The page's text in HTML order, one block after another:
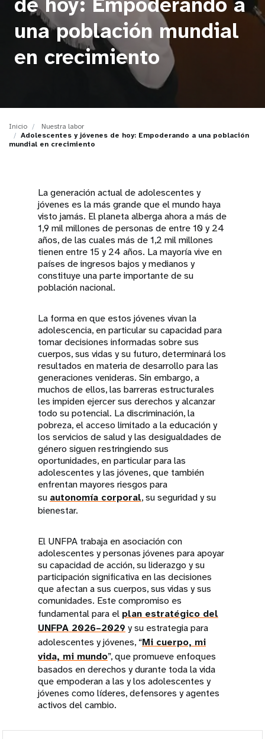
una población mundial
en crecimiento
Inicio
Nuestra labor
Adolescentes y jóvenes de hoy: Empoderando a una población
mundial en crecimiento
La generación actual de adolescentes y
jóvenes es la más grande que el mundo haya
visto jamás. El planeta alberga ahora a más de
1,9 mil millones de personas de entre 10 y 24
años, de las cuales más de 1,2 mil millones
tienen entre 15 y 24 años. La mayoría vive en
países de ingresos bajos y medianos y
constituye una parte importante de su
población nacional.
La forma en que estos jóvenes vivan la
adolescencia, en particular su capacidad para
tomar decisiones informadas sobre sus
cuerpos, sus vidas y su futuro, determinará los
resultados en materia de desarrollo para las
generaciones venideras. Sin embargo, a
muchos de ellos, las barreras estructurales
les impiden ejercer sus derechos y alcanzar
todo su potencial. La discriminación, la
pobreza, el acceso limitado a la educación y
los servicios de salud y las desigualdades de
género siguen restringiendo sus
oportunidades, en particular para las
adolescentes y las jóvenes, que también
enfrentan mayores riesgos para
su autonomía corporal, su seguridad y su
bienestar.
El UNFPA trabaja en asociación con
adolescentes y personas jóvenes para apoyar
su capacidad de acción, su liderazgo y su
participación significativa en las decisiones
que afectan a sus cuerpos, sus vidas y sus
comunidades. Este compromiso es
fundamental para el plan estratégico del
UNFPA 2026–2029 y su estrategia para
adolescentes y jóvenes, “Mi cuerpo, mi
vida, mi mundo”, que promueve enfoques
basados en derechos y durante toda la vida
que empoderan a las y los adolescentes y
jóvenes como líderes, defensores y agentes
activos del cambio.